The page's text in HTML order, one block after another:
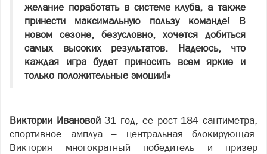
желание поработать в системе клуба, а также
принести максимальную пользу команде! В
новом сезоне, безусловно, хочется добиться
самых высоких результатов. Надеюсь, что
каждая игра будет приносить всем яркие и
только положительные эмоции!»
Виктории Ивановой31 год, ее рост 184 сантиметра,
спортивное амплуа – центральная блокирующая.
Виктория многократный победитель и призер